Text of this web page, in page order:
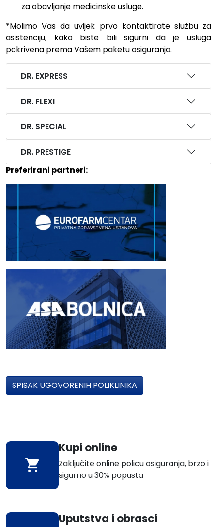
za obavljanje medicinske usluge.
*Molimo Vas da uvijek prvo kontaktirate službu za
asistenciju, kako biste bili sigurni da je usluga
pokrivena prema Vašem paketu osiguranja.
DR. EXPRESS
DR. FLEXI
DR. SPECIAL
DR. PRESTIGE
Preferirani partneri:
SPISAK UGOVORENIH POLIKLINIKA
Kupi online
Zaključite online policu osiguranja, brzo i
sigurno u 30% popusta
Uputstva i obrasci